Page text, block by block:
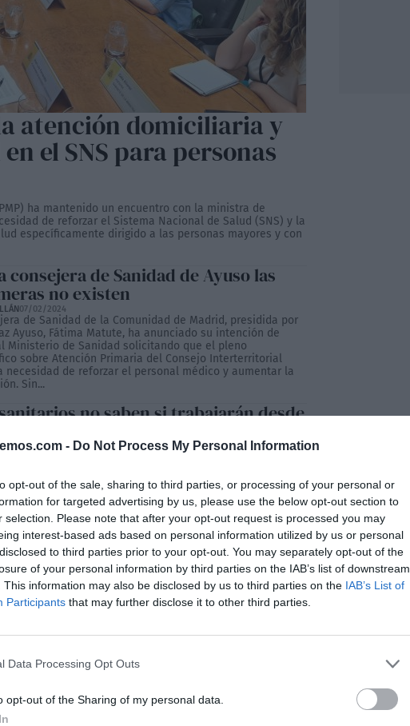
- Do Not Process My Personal Information
opt-out of the sale, sharing to third parties, or processing of your personal or
for targeted advertising by us, please use the below opt-out section to
selection. Please note that after your opt-out request is processed you may
interest-based ads based on personal information utilized by us or personal
to third parties prior to your opt-out. You may separately opt-out of the
of your personal information by third parties on the IAB’s list of downstream
This information may also be disclosed by us to third parties on the IAB’s List of
Participants that may further disclose it to other third parties.
Data Processing Opt Outs
opt-out of the Sharing of my personal data.
atención domiciliaria y
el SNS para personas
ha mantenido un encuentro con la ministra de
de reforzar el Sistema Nacional de Salud (SNS) y la
específicamente dirigido a las personas mayores y con
consejera de Sanidad de Ayuso las
no existen
07/02/2024
de Sanidad de la Comunidad de Madrid, presidida por
Ayuso, Fátima Matute, ha anunciado su intención de
Ministerio de Sanidad solicitando que el pleno
sobre Atención Primaria del Consejo Interterritorial
necesidad de reforzar el personal médico y aumentar la
Sin...
no saben si trabajarán desde
a lo sumo, pese a que Moreno
31/01/2024
de la pandemia’, aplaudidos de forma unánime por la
la clase política en general y especialmente por el
andaluz de Juan Manuel Moreno Bonilla por su labor
momentos más críticos del covid, actualmente son un
héroes desde que vienen exigiendo la misma...